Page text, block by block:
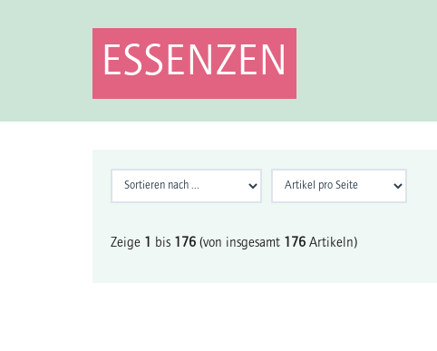
ESSENZEN
Zeige 1 bis 176 (von insgesamt 176 Artikeln)